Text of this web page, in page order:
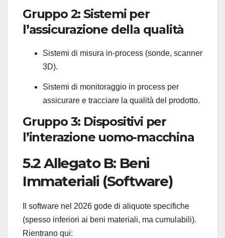
Gruppo 2: Sistemi per
l’assicurazione della qualità
Sistemi di misura in-process (sonde, scanner
3D).
Sistemi di monitoraggio in process per
assicurare e tracciare la qualità del prodotto.
Gruppo 3: Dispositivi per
l’interazione uomo-macchina
5.2 Allegato B: Beni
Immateriali (Software)
Il software nel 2026 gode di aliquote specifiche
(spesso inferiori ai beni materiali, ma cumulabili).
Rientrano qui: